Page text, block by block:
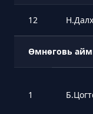
12
Өмнөговь
1